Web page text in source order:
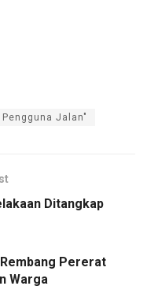
Jalan"
Ditangkap
Pererat
Warga